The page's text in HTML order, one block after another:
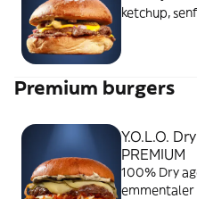
ketchup,
Premium burgers
Y.O.L.O.
PREMIUM
100% Dry
emmentaler